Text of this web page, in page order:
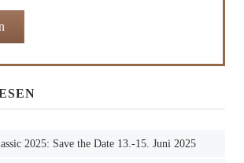
2025: Save the Date 13.-15. Juni 2025